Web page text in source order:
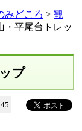
みどころ > 観
・平尾台トレッ
プ